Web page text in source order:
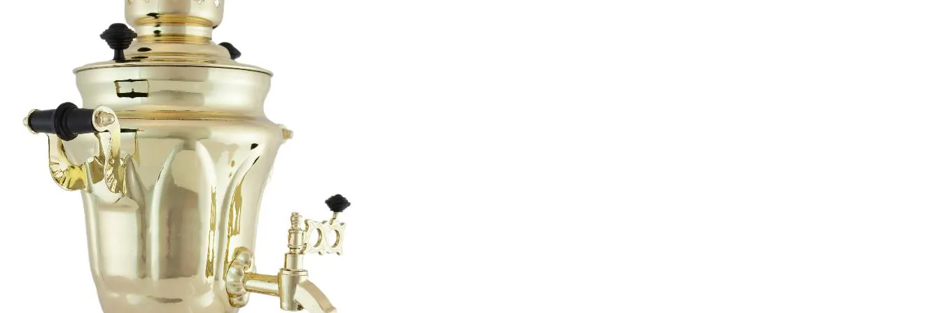
Гжель
Хохлома
Свернуть категории
Свернуть категории